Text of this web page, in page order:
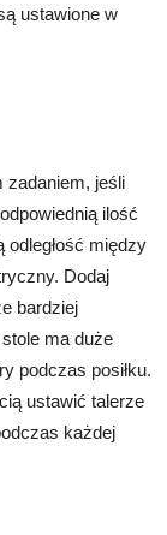
ustawione w
zadaniem, jeśli
ilość
odległość między
Dodaj
bardziej
ma duże
podczas posiłku.
ustawić talerze
każdej